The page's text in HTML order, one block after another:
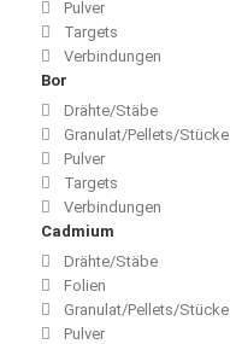
Pulver
Targets
Verbindungen
Bor
Drähte/Stäbe
Granulat/Pellets/Stücke
Pulver
Targets
Verbindungen
Cadmium
Drähte/Stäbe
Folien
Granulat/Pellets/Stücke
Pulver